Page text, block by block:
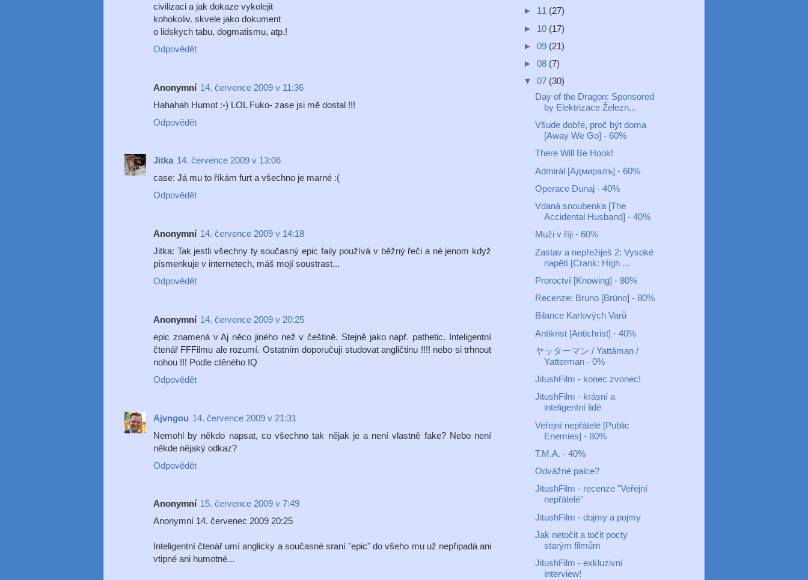
civilizaci a jak dokaze vykolejit
kohokoliv. skvele jako dokument
o lidskych tabu, dogmatismu, atp.!
Odpovědět
Anonymní 14. července 2009 v 11:36
Hahahah Humot :-) LOL Fuko- zase jsi mě dostal !!!
Odpovědět
Jitka 14. července 2009 v 13:06
case: Já mu to říkám furt a všechno je marné :(
Odpovědět
Anonymní 14. července 2009 v 14:18
Jitka: Tak jestli všechny ty současný epic faily používá v běžný řeči a né jenom když
písmenkuje v internetech, máš mojí soustrast...
Odpovědět
Anonymní 14. července 2009 v 20:25
epic znamená v Aj něco jiného než v češtině. Stejně jako např. pathetic. Inteligentní
čtenář FFFilmu ale rozumí. Ostatním doporučuji studovat angličtinu !!!! nebo si trhnout
nohou !!! Podle ctěného IQ
Odpovědět
Ajvngou 14. července 2009 v 21:31
Nemohl by někdo napsat, co všechno tak nějak je a není vlastně fake? Nebo není
někde nějaký odkaz?
Odpovědět
Anonymní 15. července 2009 v 7:49
Anonymní 14. červenec 2009 20:25
Inteligentní čtenář umí anglicky a současné sraní "epic" do všeho mu už nepřipadá ani
vtipné ani humotné...
► 11 (27)
► 10 (17)
► 09 (21)
► 08 (7)
▼ 07 (30)
Day of the Dragon: Sponsored
by Elektrizace Železn...
Všude dobře, proč být doma
[Away We Go] - 60%
There Will Be Hook!
Admirál [Адмиралъ] - 60%
Operace Dunaj - 40%
Vdaná snoubenka [The
Accidental Husband] - 40%
Muži v říji - 60%
Zastav a nepřežiješ 2: Vysoké
napětí [Crank: High ...
Proroctví [Knowing] - 80%
Recenze: Bruno [Brüno] - 80%
Bilance Karlových Varů
Antikrist [Antichrist] - 40%
ヤッターマン / Yattâman /
Yatterman - 0%
JitushFilm - konec zvonec!
JitushFilm - krásní a
inteligentní lidé
Veřejní nepřátelé [Public
Enemies] - 80%
T.M.A. - 40%
Odvážné palce?
JitushFilm - recenze "Veřejní
nepřátelé"
JitushFilm - dojmy a pojmy
Jak netočit a točit pocty
starým filmům
JitushFilm - exkluzivní
interview!